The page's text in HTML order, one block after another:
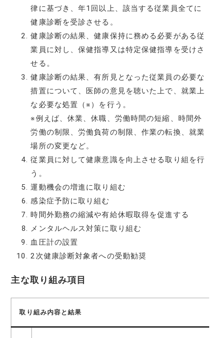
律に基づき、年1回以上、該当する従業員全てに
健康診断を受診させる。
健康診断の結果、健康保持に務める必要がある従
業員に対し、保健指導又は特定保健指導を受けさ
せる。
健康診断の結果、有所見となった従業員の必要な
措置について、医師の意見を聴いた上で、就業上
な必要な処置（※）を行う。
※例えば、休業、休職、労働時間の短縮、時間外
労働の制限、労働負荷の制限、作業の転換、就業
場所の変更など。
従業員に対して健康意識を向上させる取り組を行
う。
運動機会の増進に取り組む
感染症予防に取り組む
時間外勤務の縮減や有給休暇取得を促進する
メンタルヘルス対策に取り組む
血圧計の設置
2次健康診断対象者への受動勧奨
主な取り組み項目
取り組み内容と結果